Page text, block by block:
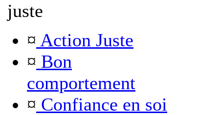
juste
¤ Action Juste
¤ Bon
comportement
¤ Confiance en soi